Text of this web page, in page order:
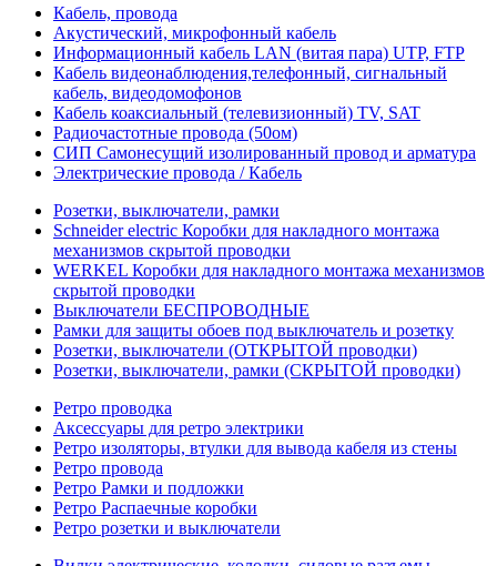
Кабель, провода
Акустический, микрофонный кабель
Информационный кабель LAN (витая пара) UTP, FTP
Кабель видеонаблюдения,телефонный, сигнальный
кабель, видеодомофонов
Кабель коаксиальный (телевизионный) TV, SAT
Радиочастотные провода (50ом)
СИП Самонесущий изолированный провод и арматура
Электрические провода / Кабель
Розетки, выключатели, рамки
Schneider electric Коробки для накладного монтажа
механизмов скрытой проводки
WERKEL Коробки для накладного монтажа механизмов
скрытой проводки
Выключатели БЕСПРОВОДНЫЕ
Рамки для защиты обоев под выключатель и розетку
Розетки, выключатели (ОТКРЫТОЙ проводки)
Розетки, выключатели, рамки (СКРЫТОЙ проводки)
Ретро проводка
Аксессуары для ретро электрики
Ретро изоляторы, втулки для вывода кабеля из стены
Ретро провода
Ретро Рамки и подложки
Ретро Распаечные коробки
Ретро розетки и выключатели